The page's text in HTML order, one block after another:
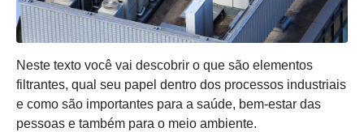
Neste texto você vai descobrir o que são elementos
filtrantes, qual seu papel dentro dos processos industriais
e como são importantes para a saúde, bem-estar das
pessoas e também para o meio ambiente.